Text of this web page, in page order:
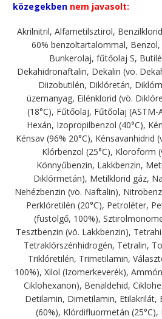
közegekben nem javasolt:
Akrilnitril, Alfametilsztirol,
60% benzoltartalommal,
Bunkerolaj, fűtőolaj S,
Dekahidronaftalin, Dekalin (vö.
Diizobutilén, Diklóretán,
üzemanyag, Eilénklorid (vö.
(18°C), Fűtőolaj, Fűtőolaj
Hexán, Izopropilbenzol (40°C),
Kénsav (96% 20°C), Kénsavanhidrid
Klórbenzol (25°C), Kloroform
Könnyűbenzin, Lakkbenzin,
Diklórmetán), Metilklorid gáz,
Nehézbenzin (vö. Naftalin),
Perklóretilén (20°C), Petroléter,
(füstölgő, 100%),
Tesztbenzin (vö. Lakkbenzin),
Tetraklórszénhidrogén, Tetralin,
Triklóretilén, Trimetilamin,
100%), Xilol (Izomerkeverék),
Ciklohexanon), Benaldehid,
Detilamin, Dimetilamin, Etilakrilát,
(60%), Klórdifluormetán (25°C),